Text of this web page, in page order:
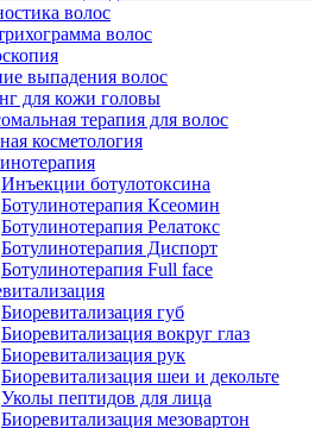
волос
волос
выпадения волос
для кожи головы
терапия для волос
косметология
Инъекции ботулотоксина
Ботулинотерапия Ксеомин
Ботулинотерапия Релатокс
Ботулинотерапия Диспорт
Ботулинотерапия Full face
Биоревитализация губ
Биоревитализация вокруг глаз
Биоревитализация рук
Биоревитализация шеи и декольте
Уколы пептидов для лица
Биоревитализация мезовартон